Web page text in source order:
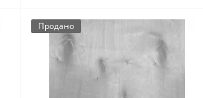
Продано